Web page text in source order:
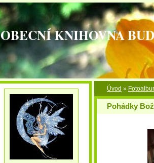
OBECNÍ KNIHOVNA
Úvod »
Pohádky